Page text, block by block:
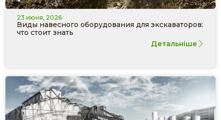
23 июня, 2026
Виды навесного оборудования для экскаваторов:
что стоит знать
Детальніше